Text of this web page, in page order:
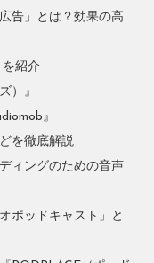
告」とは？効果の高
紹介
）』
』
を徹底解説
ィングのための音声
ポッドキャスト」と